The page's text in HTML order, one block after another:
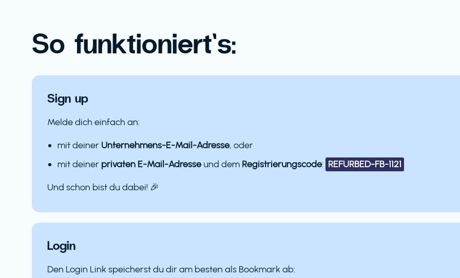
So funktioniert’s:
Sign up
Melde dich einfach an:
mit deiner Unternehmens-E-Mail-Adresse, oder
mit deiner privaten E-Mail-Adresseund dem Registrierungscode: REFURBED-FB-1121
Und schon bist du dabei! 🎉
Login
Den Login Link speicherst du dir am besten als Bookmark ab: